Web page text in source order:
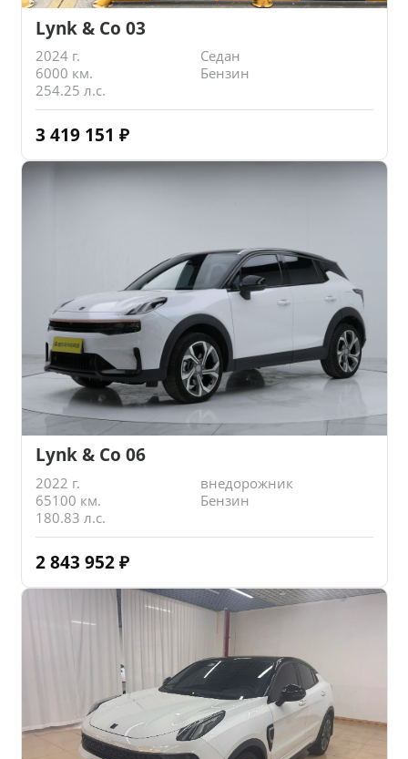
Lynk & Co 03
2024 г.
Седан
6000 км.
Бензин
254.25 л.с.
3 419 151 ₽
Lynk & Co 06
2022 г.
внедорожник
65100 км.
Бензин
180.83 л.с.
2 843 952 ₽